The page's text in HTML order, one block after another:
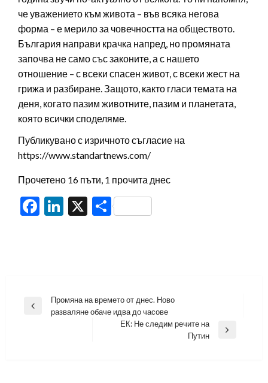
че уважението към живота – във всяка негова
форма – е мерило за човечността на обществото.
България направи крачка напред, но промяната
започва не само със законите, а с нашето
отношение – с всеки спасен живот, с всеки жест на
грижа и разбиране. Защото, както гласи темата на
деня, когато пазим животните, пазим и планетата,
която всички споделяме.
Публикувано с изричното съгласие на
https://www.standartnews.com/
Прочетено 16 пъти, 1 прочита днес
Facebook
LinkedIn
X Share
Навигация
Previous
Промяна на времето от днес. Ново
разваляне обаче идва до часове
ЕК: Не следим речите на
Путин